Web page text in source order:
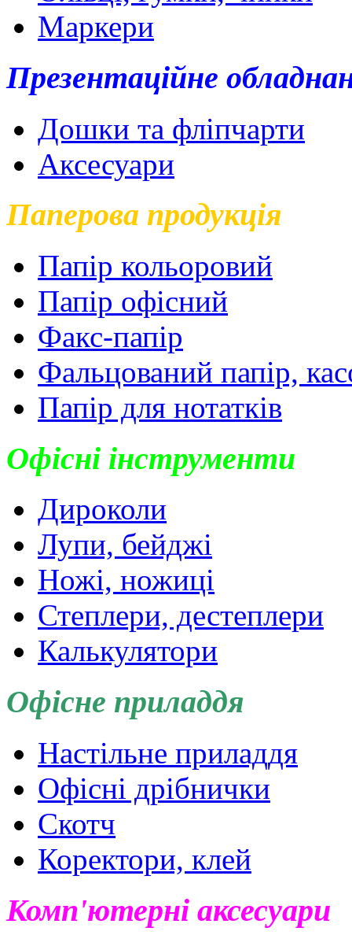
Маркери
Презентаційне
Дошки та фліпчарти
Аксесуари
Паперова продукція
Папір кольоровий
Папір офісний
Факс-папір
Фальцований папір,
Папір для нотатків
Офісні інструменти
Дироколи
Лупи, бейджі
Ножі, ножиці
Степлери, дестеплери
Калькулятори
Офісне приладдя
Настільне приладдя
Офісні дрібнички
Скотч
Коректори, клей
Комп'ютерні аксесуари